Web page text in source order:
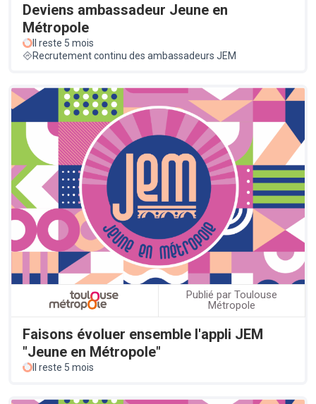
Deviens ambassadeur Jeune en
Métropole
Il reste 5 mois
Recrutement continu des ambassadeurs JEM
Publié par Toulouse
Métropole
Faisons évoluer ensemble l'appli JEM
"Jeune en Métropole"
Il reste 5 mois